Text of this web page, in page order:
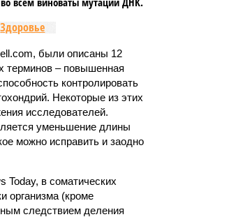
Здоровье
были описаны 12
терминов – повышенная
контролировать
Некоторые из этих
исследователей.
уменьшение длины
можно исправить и заодно
Today, в соматических
организма (кроме
следствием деления